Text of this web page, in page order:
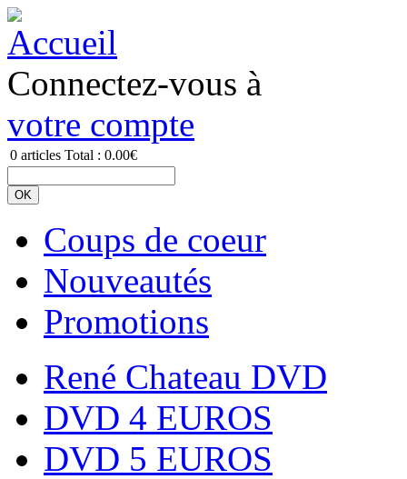
Connectez-vous à
votre compte
0 articles Total : 0.00€
Coups de coeur
Nouveautés
Promotions
René Chateau DVD
DVD 4 EUROS
DVD 5 EUROS